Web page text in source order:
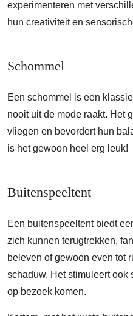
experimenteren met
hun creativiteit en
Schommel
Een schommel is een
nooit uit de mode raakt. Het
vliegen en bevordert hun
is het gewoon heel erg leuk!
Buitenspeeltent
Een buitenspeeltent biedt
zich kunnen terugtrekken,
beleven of gewoon even tot
schaduw. Het stimuleert
op bezoek komen.